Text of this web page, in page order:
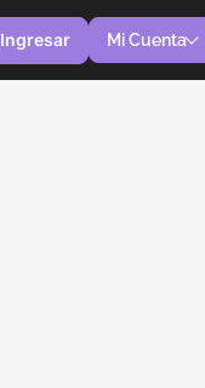
Ingresar Mi Cuenta